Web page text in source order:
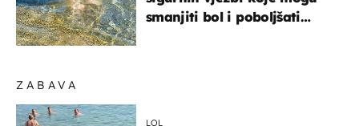
ZABAVA
LOL
smanjiti bol i poboljšati